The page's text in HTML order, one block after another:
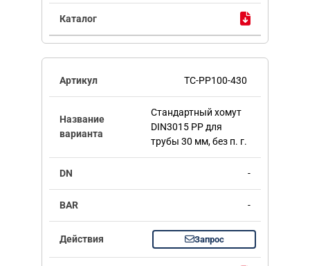
TC-PP100-430
Стандартный хомут
DIN3015 PP для
трубы 30 мм, без п. г.
-
-
Запрос